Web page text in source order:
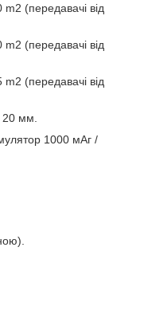
(передавачі від
(передавачі від
(передавачі від
20 мм.
1000 мАг /